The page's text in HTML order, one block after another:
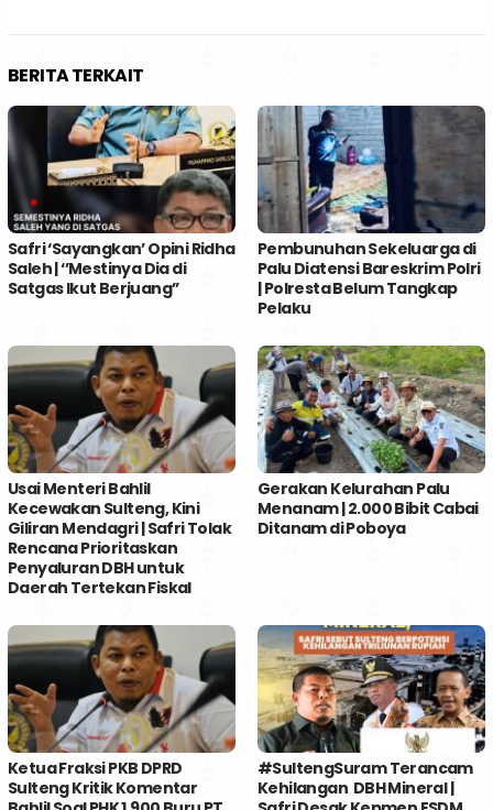
BERITA TERKAIT
Safri ‘Sayangkan’ Opini Ridha
Saleh | ‘’Mestinya Dia di
Satgas Ikut Berjuang’’
Pembunuhan Sekeluarga di
Palu Diatensi Bareskrim Polri
| Polresta Belum Tangkap
Pelaku
Usai Menteri Bahlil
Kecewakan Sulteng, Kini
Giliran Mendagri | Safri Tolak
Rencana Prioritaskan
Penyaluran DBH untuk
Daerah Tertekan Fiskal
Gerakan Kelurahan Palu
Menanam | 2.000 Bibit Cabai
Ditanam di Poboya
Ketua Fraksi PKB DPRD
Sulteng Kritik Komentar
#SultengSuram Terancam
Kehilangan DBH Mineral |